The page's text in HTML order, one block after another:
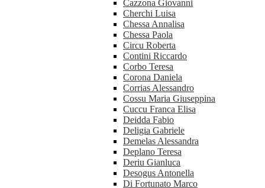
Cazzona Giovanni
Cherchi Luisa
Chessa Annalisa
Chessa Paola
Circu Roberta
Contini Riccardo
Corbo Teresa
Corona Daniela
Corrias Alessandro
Cossu Maria Giuseppina
Cuccu Franca Elisa
Deidda Fabio
Deligia Gabriele
Demelas Alessandra
Deplano Teresa
Deriu Gianluca
Desogus Antonella
Di Fortunato Marco